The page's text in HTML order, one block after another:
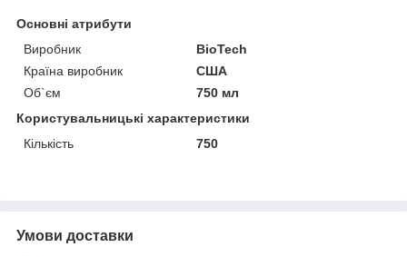
Основні атрибути
Виробник
BioTech
Країна виробник
США
Об`єм
750 мл
Користувальницькі характеристики
Кількість
750
Умови доставки